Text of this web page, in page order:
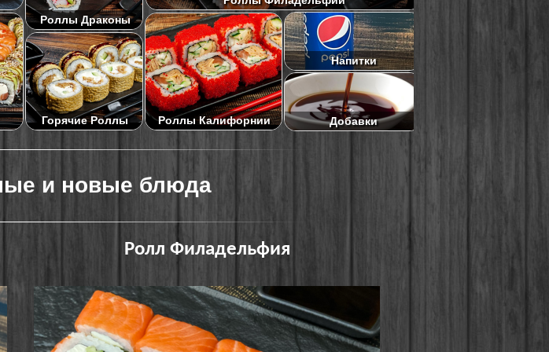
Роллы Драконы
Горячие Роллы Роллы Калифорнии
Напитки
Добавки
и новые блюда
Ролл Филадельфия